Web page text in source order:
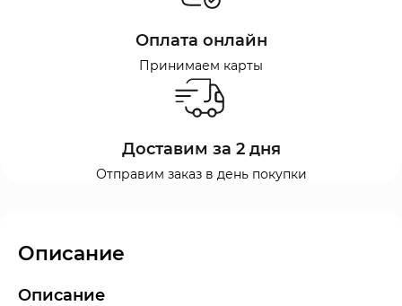
Оплата онлайн
Принимаем карты
Доставим за 2 дня
Отправим заказ в день покупки
Описание
Описание